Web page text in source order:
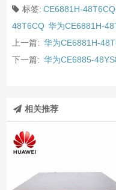
标签: CE6881H-
48T6CQ 华为CE6881H-
上一篇: 华为CE6881H-
下一篇: 华为CE6885-
相关推荐